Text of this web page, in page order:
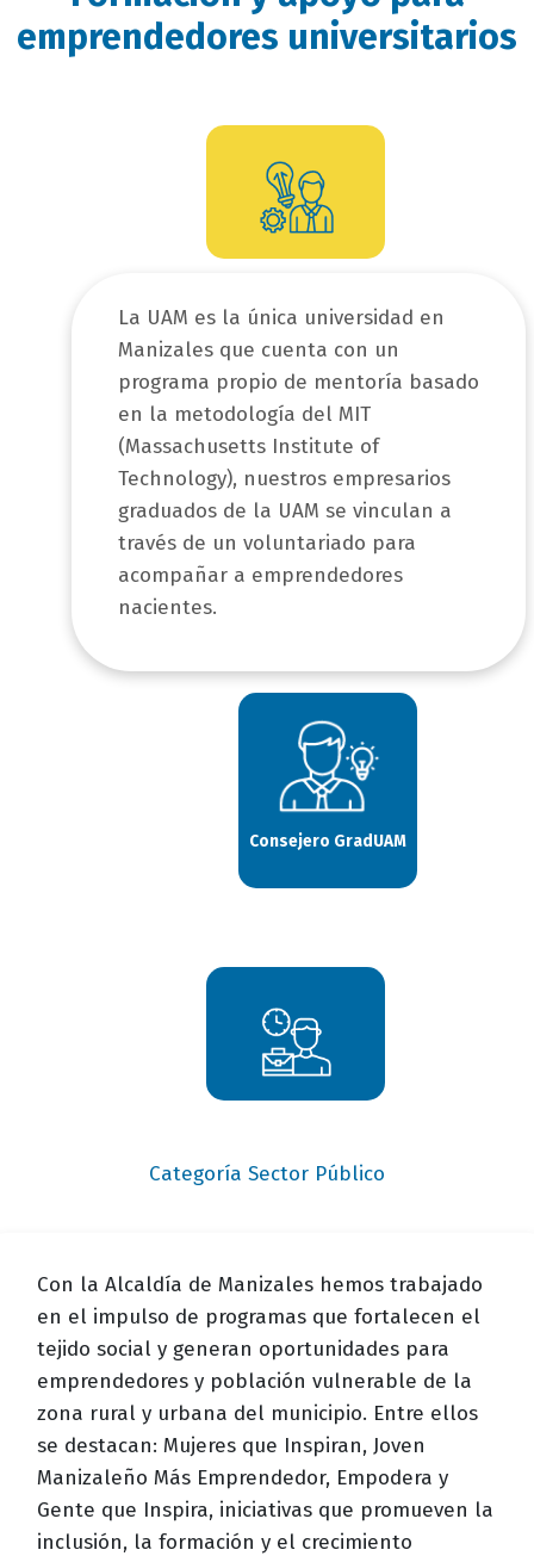
emprendedores universitarios
La UAM es la única universidad en
Manizales que cuenta con un
programa propio de mentoría basado
en la metodología del MIT
(Massachusetts Institute of
Technology), nuestros empresarios
graduados de la UAM se vinculan a
través de un voluntariado para
acompañar a emprendedores
nacientes.
Consejero GradUAM
titulo
titulo
Categoría Sector Público
campo
texto
bloque
texto
Con la Alcaldía de Manizales hemos trabajado
en el impulso de programas que fortalecen el
tejido social y generan oportunidades para
emprendedores y población vulnerable de la
zona rural y urbana del municipio. Entre ellos
se destacan: Mujeres que Inspiran, Joven
Manizaleño Más Emprendedor, Empodera y
Gente que Inspira, iniciativas que promueven la
inclusión, la formación y el crecimiento